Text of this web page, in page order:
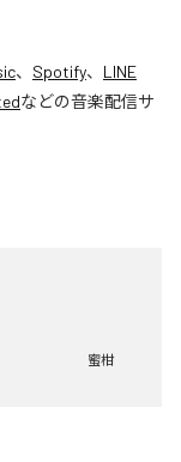
、 Spotify、 LINE
などの音楽配信サ
蜜柑